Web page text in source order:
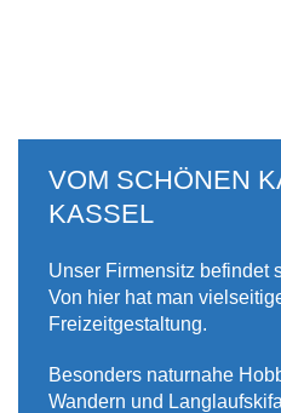
VOM SCHÖNEN
KASSEL
Unser Firmensitz befindet
Von hier hat man
Freizeitgestaltung.
Besonders naturnahe
Wandern und